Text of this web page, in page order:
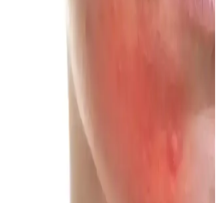
Hera Sensual Fitting Glow Tint: Nemlendiren ve
Kalıcı Doğal Dudak Renkleri
Hera Sensual Fitting Glow Tint, dudakları nemlendirirken doğal ve
kalıcı renkler sunar. Farklı cilt tonlarına uyumlu renk seçenekleri ve
diğer Hera ürünleriyle uyumu ile dikkat çeker.
Farklı Yüz Kızarıklıkları İçin Uygun Allık Tonları
ve Uygulama Yöntemleri